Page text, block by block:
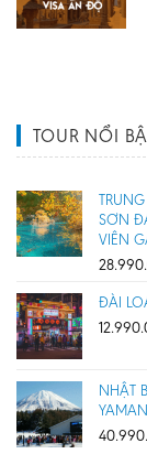
TOUR NỔI
SƠN
VIÊN
ĐÀI
NHẬT